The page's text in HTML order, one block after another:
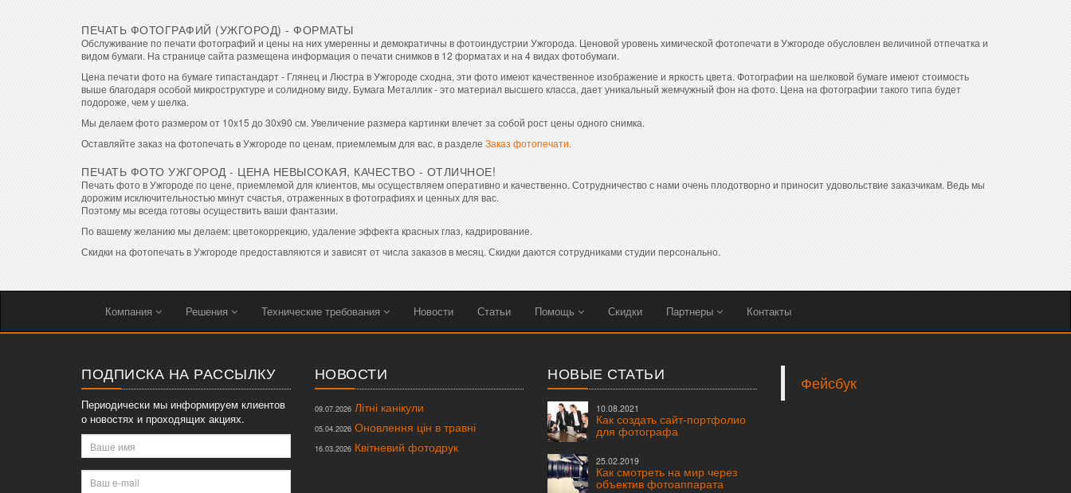
ПЕЧАТЬ ФОТОГРАФИЙ (УЖГОРОД) - ФОРМАТЫ
Обслуживание по печати фотографий и цены на них умеренны и демократичны в фотоиндустрии Ужгорода. Ценовой уровень химической фотопечати в Ужгороде обусловлен величиной отпечатка и
видом бумаги. На странице сайта размещена информация о печати снимков в 12 форматах и на 4 видах фотобумаги.
Цена печати фото на бумаге типастандарт - Глянец и Люстра в Ужгороде сходна, эти фото имеют качественное изображение и яркость цвета. Фотографии на шелковой бумаге имеют стоимость
выше благодаря особой микроструктуре и солидному виду. Бумага Металлик - это материал высшего класса, дает уникальный жемчужный фон на фото. Цена на фотографии такого типа будет
подороже, чем у шелка.
Мы делаем фото размером от 10х15 до 30х90 см. Увеличение размера картинки влечет за собой рост цены одного снимка.
Оставляйте заказ на фотопечать в Ужгороде по ценам, приемлемым для вас, в разделе Заказ фотопечати.
ПЕЧАТЬ ФОТО УЖГОРОД - ЦЕНА НЕВЫСОКАЯ, КАЧЕСТВО - ОТЛИЧНОЕ!
Печать фото в Ужгороде по цене, приемлемой для клиентов, мы осуществляем оперативно и качественно. Сотрудничество с нами очень плодотворно и приносит удовольствие заказчикам. Ведь мы
дорожим исключительностью минут счастья, отраженных в фотографиях и ценных для вас.
Поэтому мы всегда готовы осуществить ваши фантазии.
По вашему желанию мы делаем: цветокоррекцию, удаление эффекта красных глаз, кадрирование.
Скидки на фотопечать в Ужгороде предоставляются и зависят от числа заказов в месяц. Скидки даются сотрудниками студии персонально.
Компания Решения Технические требования Новости Статьи Помощь Скидки Партнеры Контакты
ПОДПИСКА НА РАССЫЛКУ
Периодически мы информируем клиентов
о новостях и проходящих акциях.
Ваше
имя
Ваш
НОВОСТИ
09.07.2026Літні канікули
05.04.2026Оновлення цін в травні
16.03.2026Квітневий фотодрук
НОВЫЕ СТАТЬИ
10.08.2021
Как создать сайт-портфолио
для фотографа
25.02.2019
Как смотреть на мир через
объектив фотоаппарата
Фейсбук